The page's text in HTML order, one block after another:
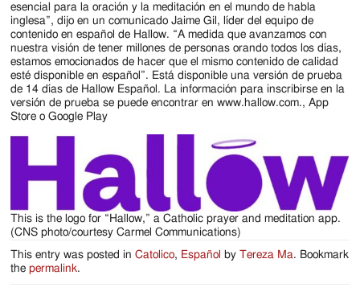
esencial para la oración y la meditación en el mundo de habla
inglesa”, dijo en un comunicado Jaime Gil, líder del equipo de
contenido en español de Hallow. “A medida que avanzamos con
nuestra visión de tener millones de personas orando todos los días,
estamos emocionados de hacer que el mismo contenido de calidad
esté disponible en español”. Está disponible una versión de prueba
de 14 días de Hallow Español. La información para inscribirse en la
versión de prueba se puede encontrar en www.hallow.com., App
Store o Google Play
This is the logo for “Hallow,” a Catholic prayer and meditation app.
(CNS photo/courtesy Carmel Communications)
This entry was posted inCatolico, Español byTereza Ma. Bookmark
thepermalink.